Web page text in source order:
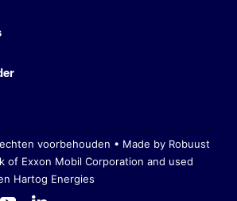
voorbehouden • Made by Robuust
of Exxon Mobil Corporation and used
Hartog Energies